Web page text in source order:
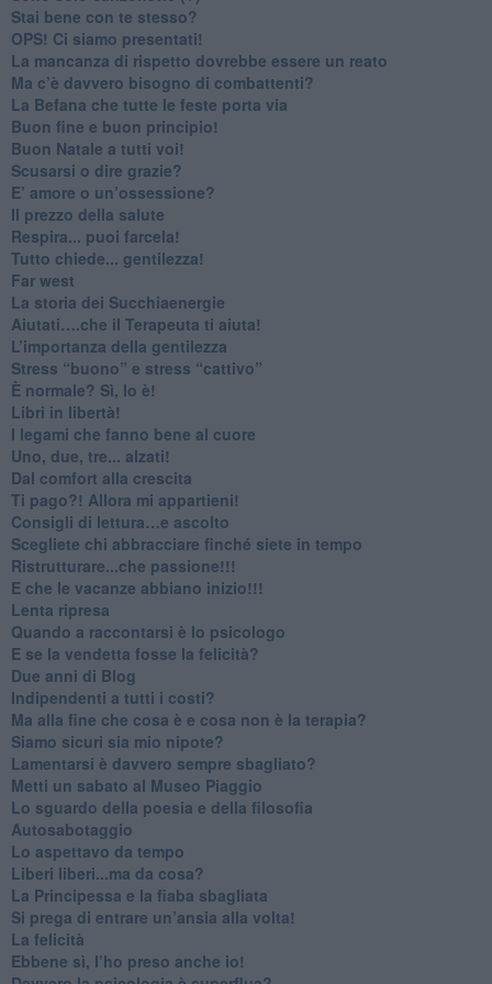
​Stai bene con te stesso?
​OPS! Ci siamo presentati!
​La mancanza di rispetto dovrebbe essere un reato
​Ma c’è davvero bisogno di combattenti?
​La Befana che tutte le feste porta via
Buon fine e buon principio!
​Buon Natale a tutti voi!
​Scusarsi o dire grazie?
​E’ amore o un’ossessione?
​Il prezzo della salute
​Respira... puoi farcela!
​Tutto chiede... gentilezza!
​Far west
​La storia dei Succhiaenergie
​Aiutati….che il Terapeuta ti aiuta!
​L’importanza della gentilezza
​Stress “buono” e stress “cattivo”
​È normale? Sì, lo è!
​Libri in libertà!
​I legami che fanno bene al cuore
Uno, due, tre... alzati!​
​Dal comfort alla crescita
​Ti pago?! Allora mi appartieni!​
​Consigli di lettura…e ascolto
​Scegliete chi abbracciare finché siete in tempo
​Ristrutturare...che passione!!!
​E che le vacanze abbiano inizio!!!
​Lenta ripresa
​Quando a raccontarsi è lo psicologo
​E se la vendetta fosse la felicità?
​Due anni di Blog
​Indipendenti a tutti i costi?
​Ma alla fine che cosa è e cosa non è la terapia?
​Siamo sicuri sia mio nipote?
​Lamentarsi è davvero sempre sbagliato?
​Metti un sabato al Museo Piaggio
​Lo sguardo della poesia e della filosofia
Autosabotaggio
​Lo aspettavo da tempo
​Liberi liberi...ma da cosa?
​La Principessa e la fiaba sbagliata
Si prega di entrare un’ansia alla volta!
​La felicità
​Ebbene sì, l’ho preso anche io!